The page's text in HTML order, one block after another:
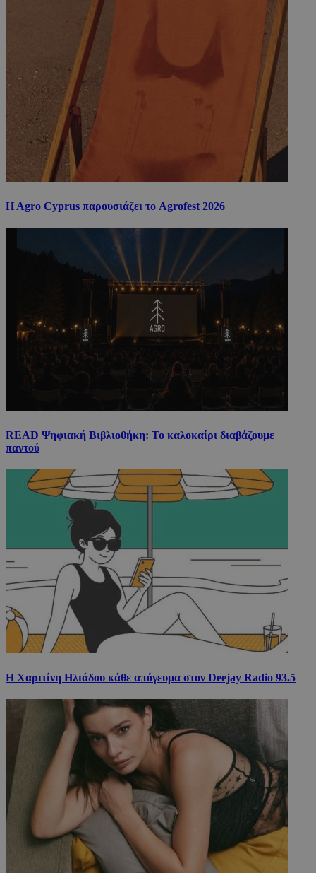
H Agro Cyprus παρουσιάζει το Agrofest 2026
READ Ψηφιακή Βιβλιοθήκη: Το καλοκαίρι διαβάζουμε
παντού
Η Χαριτίνη Ηλιάδου κάθε απόγευμα στον Deejay Radio 93.5